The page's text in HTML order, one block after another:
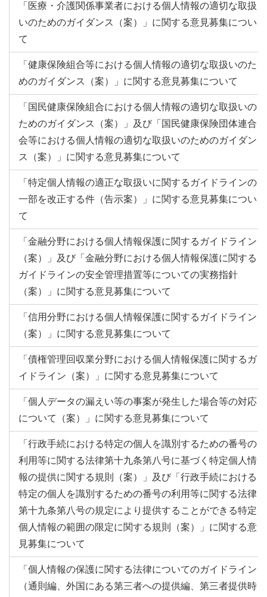
「医療・介護関係事業者における個人情報の適切な取扱
いのためのガイダンス（案）」に関する意見募集につい
て
「健康保険組合等における個人情報の適切な取扱いのた
めのガイダンス（案）」に関する意見募集について
「国民健康保険組合における個人情報の適切な取扱いの
ためのガイダンス（案）」及び「国民健康保険団体連合
会等における個人情報の適切な取扱いのためのガイダン
ス（案）」に関する意見募集について
「特定個人情報の適正な取扱いに関するガイドラインの
一部を改正する件（告示案）」に関する意見募集につい
て
「金融分野における個人情報保護に関するガイドライン
（案）」及び「金融分野における個人情報保護に関する
ガイドラインの安全管理措置等についての実務指針
（案）」に関する意見募集について
「信用分野における個人情報保護に関するガイドライン
（案）」に関する意見募集について
「債権管理回収業分野における個人情報保護に関するガ
イドライン（案）」に関する意見募集について
「個人データの漏えい等の事案が発生した場合等の対応
について（案）」に関する意見募集について
「行政手続における特定の個人を識別するための番号の
利用等に関する法律第十九条第八号に基づく特定個人情
報の提供に関する規則（案）」及び「行政手続における
特定の個人を識別するための番号の利用等に関する法律
第十九条第八号の規定により提供することができる特定
個人情報の範囲の限定に関する規則（案）」に関する意
見募集について
「個人情報の保護に関する法律についてのガイドライン
（通則編、外国にある第三者への提供編、第三者提供時